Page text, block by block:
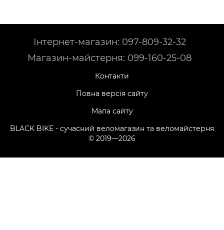
Інтернет-магазин: 097-809-32-32
Магазин-майстерня: 099-160-25-08
Контакти
Повна версія сайту
Мапа сайту
BLACK BIKE - сучасний веломагазин та веломайстерня
© 2019—2026